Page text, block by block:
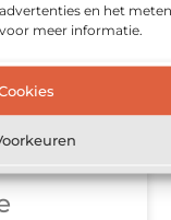
en het
voor meer informatie.